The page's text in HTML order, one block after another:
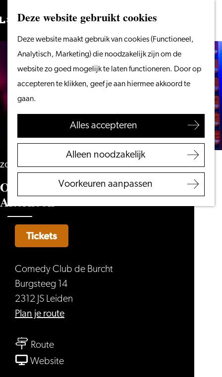
Deze website gebruikt cookies
Deze website maakt gebruik van cookies (Functioneel,
Analytisch, Marketing) die noodzakelijk zijn om de
website zo goed mogelijk te laten functioneren. Door op
accepteren te klikken, geef je aan hiermee akkoord te
gaan.
Alles accepteren
Alleen noodzakelijk
Voorkeuren aanpassen
Ga
naar
homepage
Menu
ZoekenVanaf het water
wandelen
Winkelen
Eten & drinken
Met kinderen
VVV Leiden
Bereikbaarheid
Regio Leiden
Zoeken
zondag 10 januari 2027
Open Mic - Comedy Sunday
Afternoon
Comedy Club de Burcht
Burgsteeg 14
2312 JS Leiden
Plan je routenaar
Routenaar
Open
Websitevan
Tickets